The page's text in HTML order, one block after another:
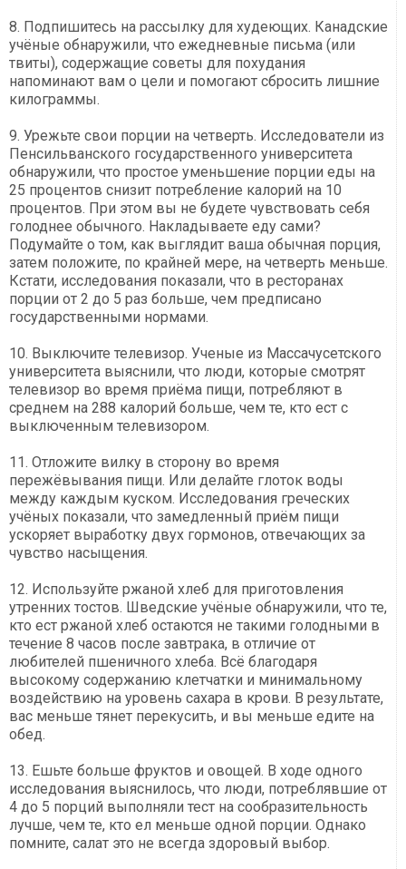
8. Подпишитесь на рассылку для худеющих. Канадские
учёные обнаружили, что ежедневные письма (или
твиты), содержащие советы для похудания
напоминают вам о цели и помогают сбросить лишние
килограммы.
9. Урежьте свои порции на четверть. Исследователи из
Пенсильванского государственного университета
обнаружили, что простое уменьшение порции еды на
25 процентов снизит потребление калорий на 10
процентов. При этом вы не будете чувствовать себя
голоднее обычного. Накладываете еду сами?
Подумайте о том, как выглядит ваша обычная порция,
затем положите, по крайней мере, на четверть меньше.
Кстати, исследования показали, что в ресторанах
порции от 2 до 5 раз больше, чем предписано
государственными нормами.
10. Выключите телевизор. Ученые из Массачусетского
университета выяснили, что люди, которые смотрят
телевизор во время приёма пищи, потребляют в
среднем на 288 калорий больше, чем те, кто ест с
выключенным телевизором.
11. Отложите вилку в сторону во время
пережёвывания пищи. Или делайте глоток воды
между каждым куском. Исследования греческих
учёных показали, что замедленный приём пищи
ускоряет выработку двух гормонов, отвечающих за
чувство насыщения.
12. Используйте ржаной хлеб для приготовления
утренних тостов. Шведские учёные обнаружили, что те,
кто ест ржаной хлеб остаются не такими голодными в
течение 8 часов после завтрака, в отличие от
любителей пшеничного хлеба. Всё благодаря
высокому содержанию клетчатки и минимальному
воздействию на уровень сахара в крови. В результате,
вас меньше тянет перекусить, и вы меньше едите на
обед.
13. Ешьте больше фруктов и овощей. В ходе одного
исследования выяснилось, что люди, потреблявшие от
4 до 5 порций выполняли тест на сообразительность
лучше, чем те, кто ел меньше одной порции. Однако
помните, салат это не всегда здоровый выбор.